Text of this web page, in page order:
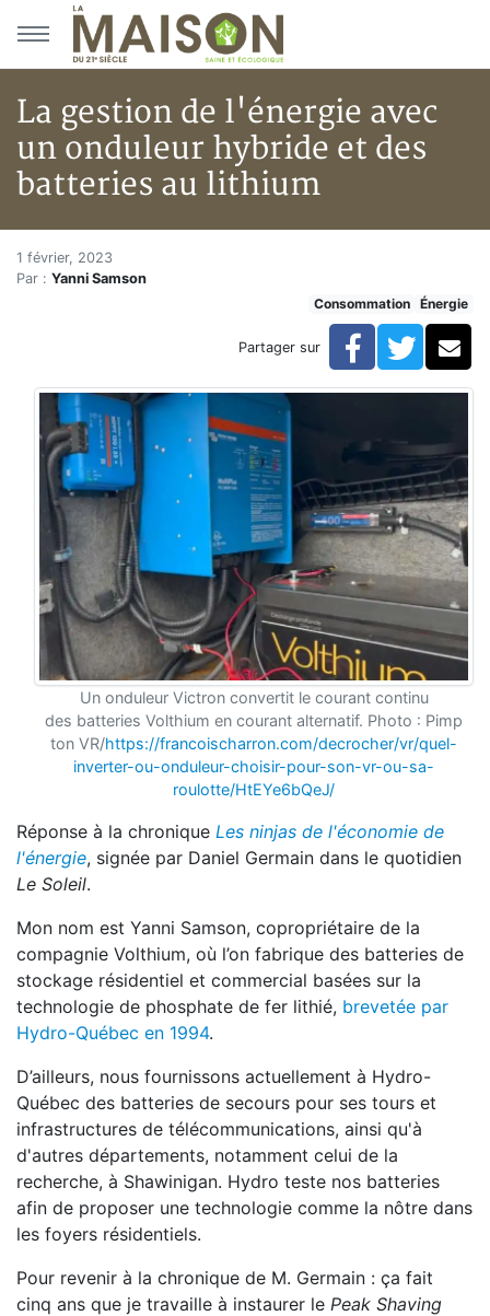
Aller au menu principal
Aller au contenu principal
La gestion de l'énergie avec
un onduleur hybride et des
batteries au lithium
Accueil
Articles
La gestion de l'énergie avec un onduleur hybride et
La gestion de l'énergie avec
1 février, 2023
Par : Yanni Samson
Consommation
Énergie
Partager sur Facebook
Un onduleur Victron convertit le courant continu
des batteries Volthium en courant alternatif. Photo : Pimp
ton VR/https://francoischarron.com/decrocher/vr/quel-
inverter-ou-onduleur-choisir-pour-son-vr-ou-sa-
roulotte/HtEYe6bQeJ/
Réponse à la chronique Les ninjas de l'économie de
l'énergie, signée par Daniel Germain dans le quotidien
Le Soleil.
Mon nom est Yanni Samson, copropriétaire de la
compagnie Volthium, où l’on fabrique des batteries de
stockage résidentiel et commercial basées sur la
technologie de phosphate de fer lithié, brevetée par
Hydro-Québec en 1994.
D’ailleurs, nous fournissons actuellement à Hydro-
Québec des batteries de secours pour ses tours et
infrastructures de télécommunications, ainsi qu'à
d'autres départements, notamment celui de la
recherche, à Shawinigan. Hydro teste nos batteries
afin de proposer une technologie comme la nôtre dans
les foyers résidentiels.
Pour revenir à la chronique de M. Germain : ça fait
cinq ans que je travaille à instaurer le Peak Shaving